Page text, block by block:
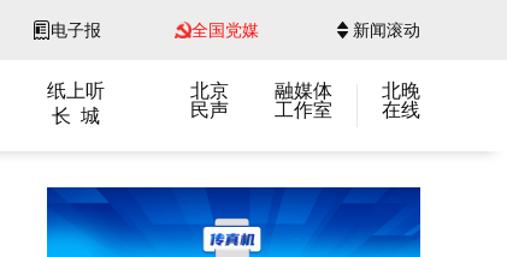
电子报 全国党媒 新闻滚动
纸上听
长 城
北京
民声
融媒体
工作室
北晚
在线